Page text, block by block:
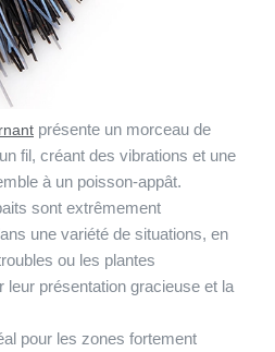
présente un morceau de
fil, créant des vibrations et une
à un poisson-appât.
sont extrêmement
une variété de situations, en
ou les plantes
leur présentation gracieuse et la
pour les zones fortement